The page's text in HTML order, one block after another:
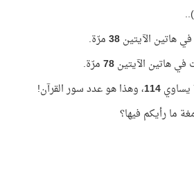
هاتين الآيتين38مرّة.
هاتين الآيتين78مرّة.
114، وهذا هو عدد سور القرآن!
ما رأيكم فيها؟